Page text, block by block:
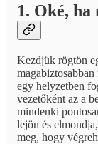
1. Oké,
Kezdjük rögtön
egy helyzetben
vezetőként az a
mindenki
lejön és
meg, hogy